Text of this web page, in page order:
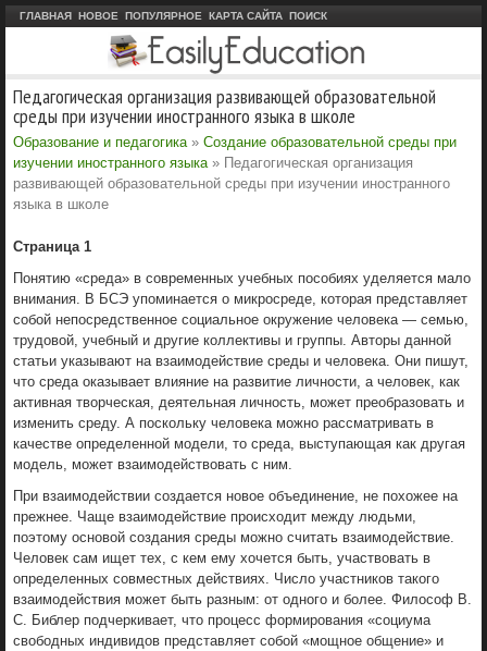
ГЛАВНАЯ НОВОЕ ПОПУЛЯРНОЕ КАРТА САЙТА ПОИСК
Педагогическая организация развивающей образовательной
среды при изучении иностранного языка в школе
Образование и педагогика » Создание образовательной среды при
изучении иностранного языка » Педагогическая организация
развивающей образовательной среды при изучении иностранного
языка в школе
Страница 1
Понятию «среда» в современных учебных пособиях уделяется мало
внимания. В БСЭ упоминается о микросреде, которая представляет
собой непосредственное социальное окружение человека — семью,
трудовой, учебный и другие коллективы и группы. Авторы данной
статьи указывают на взаимодействие среды и человека. Они пишут,
что среда оказывает влияние на развитие личности, а человек, как
активная творческая, деятельная личность, может преобразовать и
изменить среду. А поскольку человека можно рассматривать в
качестве определенной модели, то среда, выступающая как другая
модель, может взаимодействовать с ним.
При взаимодействии создается новое объединение, не похожее на
прежнее. Чаще взаимодействие происходит между людьми,
поэтому основой создания среды можно считать взаимодействие.
Человек сам ищет тех, с кем ему хочется быть, участвовать в
определенных совместных действиях. Число участников такого
взаимодействия может быть разным: от одного и более. Философ В.
С. Библер подчеркивает, что процесс формирования «социума
свободных индивидов представляет собой «мощное общение» и